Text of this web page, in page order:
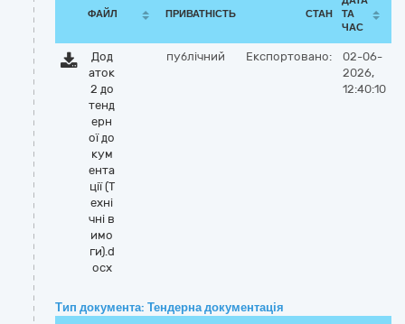
ФАЙЛ ПРИВАТНІСТЬ СТАН
ТА
ЧАС
Дод
аток
2 до
тенд
ерн
ої до
кум
ента
ції (Т
ехні
чні в
имо
ги).d
ocx
публічний Експортовано:
02-06-
2026,
12:40:10
Тип документа: Тендерна документація